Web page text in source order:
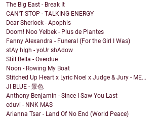
The Big East - Break It
CAN'T STOP - TALKING ENERGY
Dear Sherlock - Apophis
Doom! Noo Yelbek - Plus de Plantes
Fanny Alexandra - Funeral (For the Girl I Was)
stAy hIgh - yoUr shAdow
Still Bella - Overdue
Noon - Rowing My Boat
Stitched Up Heart x Lyric Noel x Judge & Jury - ME...
JI BLUE - 景色
Anthony Benjamin - Since I Saw You Last
eduvi - NNK MAS
Arianna Tsar - Land Of No End (World Peace)